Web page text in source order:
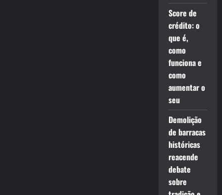
Score de
crédito: o
que é,
como
funciona e
como
aumentar o
seu
Demolição
de barracas
históricas
reacende
debate
sobre